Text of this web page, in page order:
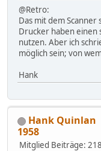
@Retro:
Das mit dem Scanner
Drucker haben einen
nutzen. Aber ich
möglich sein; von
Hank
Hank Quinlan
1958
Mitglied Beiträge: 218